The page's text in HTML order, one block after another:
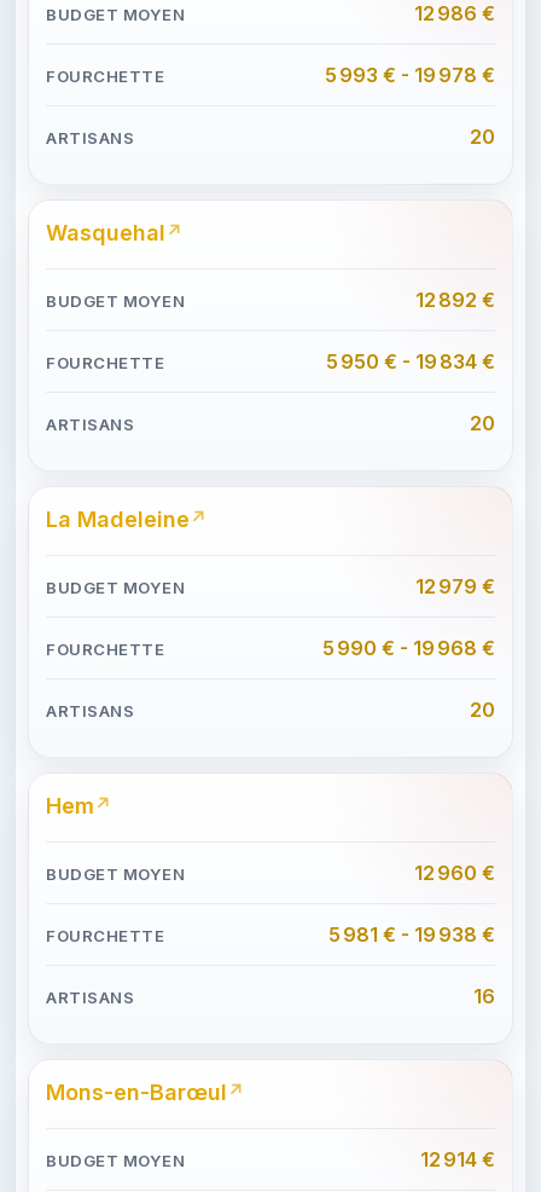
12 986 €
5 993 € - 19 978 €
20
Wasquehal
12 892 €
5 950 € - 19 834 €
20
La Madeleine
12 979 €
5 990 € - 19 968 €
20
Hem
12 960 €
5 981 € - 19 938 €
16
Mons-en-Barœul
12 914 €